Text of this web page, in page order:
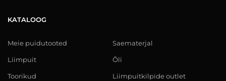
KATALOOG
Meie puidutooted
Liimpuit
Toorikud
Saematerjal
Õli
Liimpuitkilpide outlet